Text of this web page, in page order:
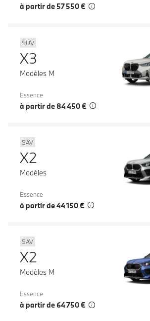
à partir de 57 550 €
SUV
X3
Modèles M
Essence
à partir de 84 450 €
SAV
X2
Modèles
Essence
à partir de 44 150 €
SAV
X2
Modèles M
Essence
à partir de 64 750 €